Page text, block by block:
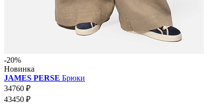
-20%
Новинка
JAMES PERSE Брюки
34760 ₽
43450 ₽